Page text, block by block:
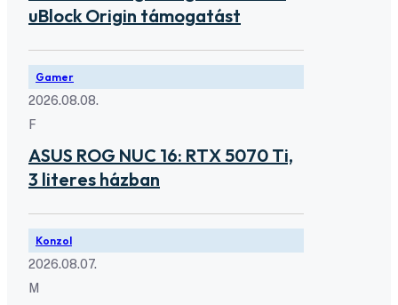
uBlock Origin támogatást
Gamer
2026.08.08.
F
ASUS ROG NUC 16: RTX 5070 Ti,
3 literes házban
Konzol
2026.08.07.
M